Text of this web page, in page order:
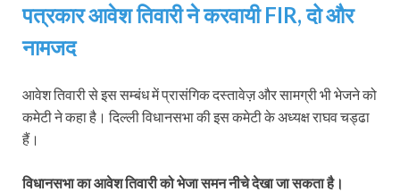
पत्रकार आवेश तिवारी ने करवायी FIR, दो और
नामजद
आवेश तिवारी से इस सम्‍बंध में प्रासंगिक दस्‍तावेज़ और सामग्री भी भेजने को
कमेटी ने कहा है। दिल्‍ली विधानसभा की इस कमेटी के अध्‍यक्ष राघव चड्ढा
हैं।
विधानसभा का आवेश तिवारी को भेजा समन नीचे देखा जा सकता है।